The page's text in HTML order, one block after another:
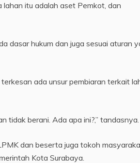
itu adalah aset Pemkot, dan
dasar hukum dan juga sesuai aturan
ada unsur pembiaran terkait
tidak berani. Ada apa ini?,” tandasnya.
dan beserta juga tokoh
Kota Surabaya.